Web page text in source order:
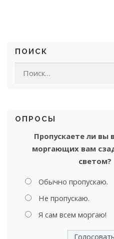
ПОИСК
ОПРОСЫ
Пропускаете ли вы
моргающих вам
светом?
Обычно пропускаю.
Не пропускаю.
Я сам всем моргаю!